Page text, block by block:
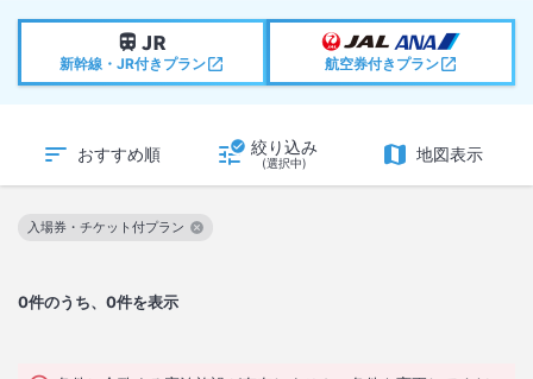
新幹線・JR付きプラン 航空券付きプラン
おすすめ順 絞り込み
(選択中) 地図表示
0件のうち、0件を表示
入場券・チケット付プラン
この絞り込み条件を解除